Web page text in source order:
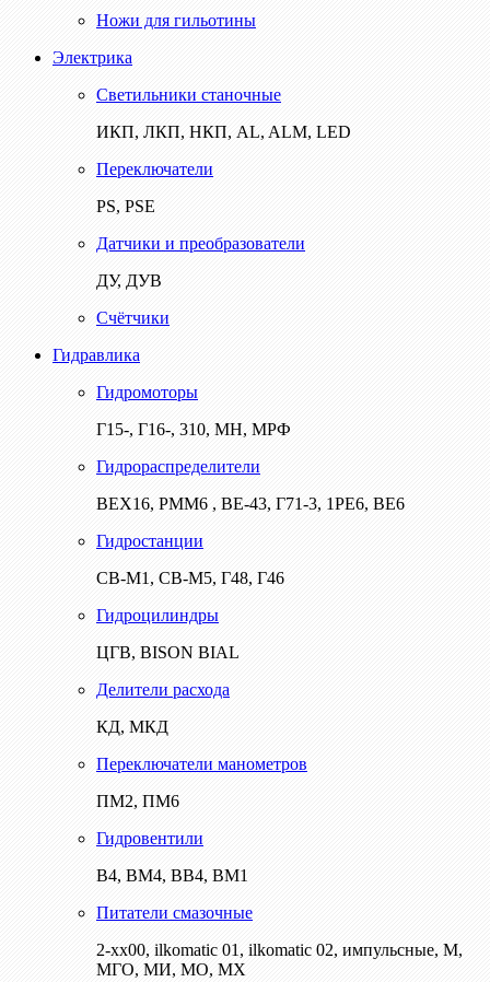
Ножи для гильотины
Электрика
Светильники станочные
ИКП, ЛКП, НКП, AL, ALM, LED
Переключатели
PS, PSE
Датчики и преобразователи
ДУ, ДУВ
Счётчики
Гидравлика
Гидромоторы
Г15-, Г16-, 310, МН, МРФ
Гидрораспределители
ВЕХ16, РММ6 , ВЕ-43, Г71-3, 1РЕ6, ВЕ6
Гидростанции
СВ-М1, СВ-М5, Г48, Г46
Гидроцилиндры
ЦГВ, BISON BIAL
Делители расхода
КД, МКД
Переключатели манометров
ПМ2, ПМ6
Гидровентили
В4, ВМ4, ВВ4, ВМ1
Питатели смазочные
2-хх00, ilkomatic 01, ilkomatic 02, импульсные, М,
МГО, МИ, МО, МХ